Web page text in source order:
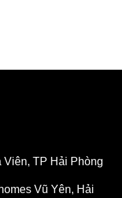
Viên, TP Hải Phòng
Vũ Yên, Hải